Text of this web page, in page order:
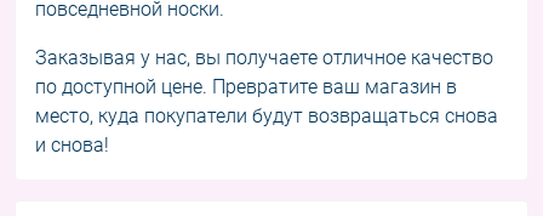
повседневной носки.
Заказывая у нас, вы получаете отличное качество
по доступной цене. Превратите ваш магазин в
место, куда покупатели будут возвращаться снова
и снова!